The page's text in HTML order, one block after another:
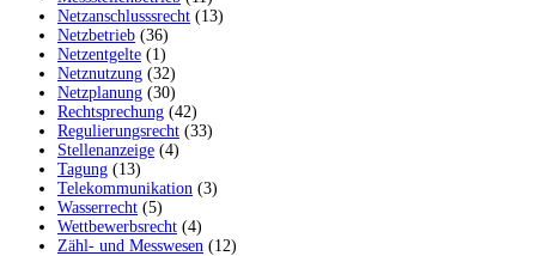
Netzanschlusssrecht (13)
Netzbetrieb (36)
Netzentgelte (1)
Netznutzung (32)
Netzplanung (30)
Rechtsprechung (42)
Regulierungsrecht (33)
Stellenanzeige (4)
Tagung (13)
Telekommunikation (3)
Wasserrecht (5)
Wettbewerbsrecht (4)
Zähl- und Messwesen (12)